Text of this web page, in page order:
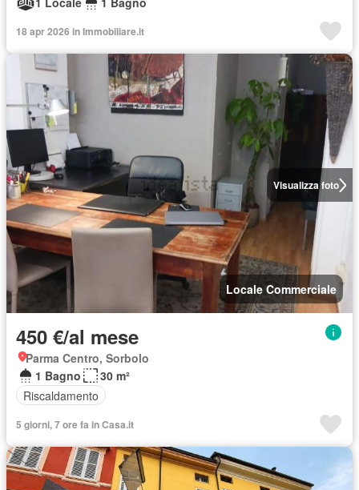
18 apr 2026 in Immobiliare.it
Visualizza foto
Locale Commerciale
450 €/al mese
Parma Centro, Sorbolo
1 Bagno
30 m²
Riscaldamento
5 giorni, 7 ore fa in Casa.it